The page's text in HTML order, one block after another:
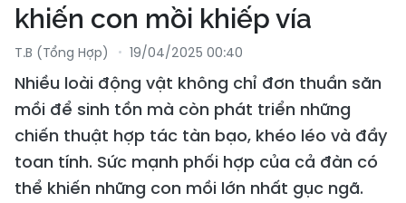
khiến con mồi khiếp vía
T.B (tổng Hợp) 19/04/2025 00:40
Nhiều loài động vật không chỉ đơn thuần săn
mồi để sinh tồn mà còn phát triển những
chiến thuật hợp tác tàn bạo, khéo léo và đầy
toan tính. Sức mạnh phối hợp của cả đàn có
thể khiến những con mồi lớn nhất gục ngã.